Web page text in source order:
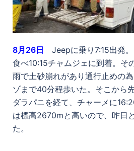
8月26日 Jeepに乗り7:15出発
食べ10:15チャムジェに到着。そ
雨で土砂崩れがあり通行止めの
ゾまで40分程歩いた。そこから
ダラパニを経て、チャーメに
は標高2670mと高いので、昨日
た。